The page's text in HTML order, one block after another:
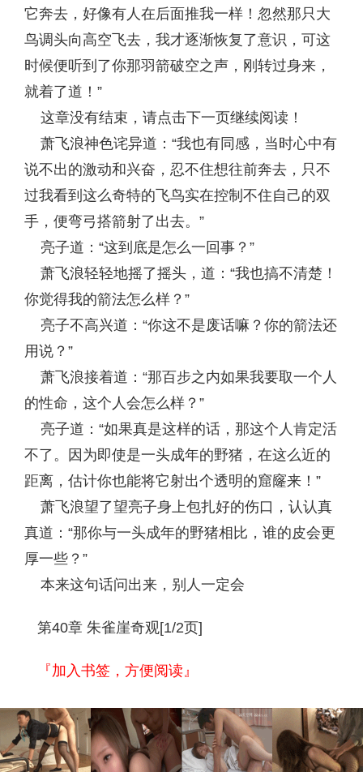
它奔去，好像有人在后面推我一样！忽然那只大
鸟调头向高空飞去，我才逐渐恢复了意识，可这
时候便听到了你那羽箭破空之声，刚转过身来，
就着了道！”
这章没有结束，请点击下一页继续阅读！
萧飞浪神色诧异道：“我也有同感，当时心中有
说不出的激动和兴奋，忍不住想往前奔去，只不
过我看到这么奇特的飞鸟实在控制不住自己的双
手，便弯弓搭箭射了出去。”
亮子道：“这到底是怎么一回事？”
萧飞浪轻轻地摇了摇头，道：“我也搞不清楚！
你觉得我的箭法怎么样？”
亮子不高兴道：“你这不是废话嘛？你的箭法还
用说？”
萧飞浪接着道：“那百步之内如果我要取一个人
的性命，这个人会怎么样？”
亮子道：“如果真是这样的话，那这个人肯定活
不了。因为即使是一头成年的野猪，在这么近的
距离，估计你也能将它射出个透明的窟窿来！”
萧飞浪望了望亮子身上包扎好的伤口，认认真
真道：“那你与一头成年的野猪相比，谁的皮会更
厚一些？”
本来这句话问出来，别人一定会
第40章 朱雀崖奇观[1/2页]
『加入书签，方便阅读』